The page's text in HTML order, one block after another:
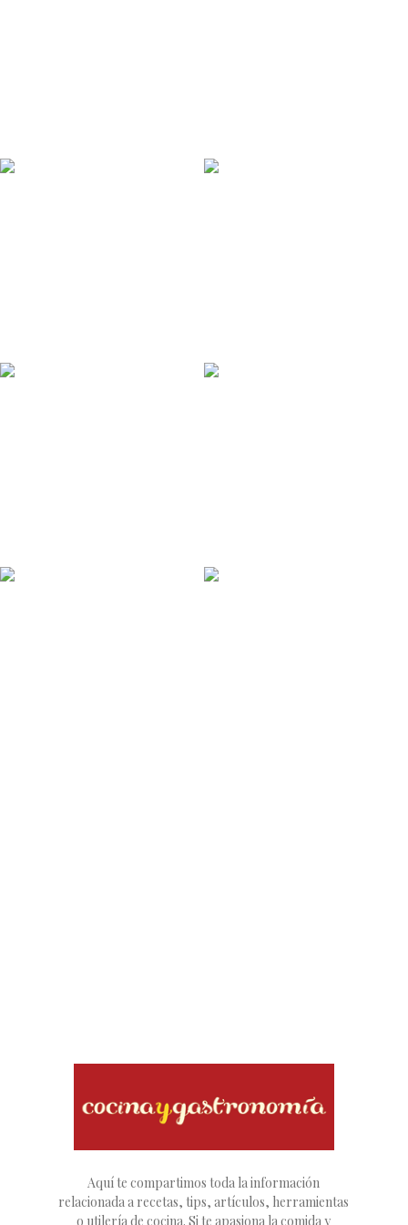
Aquí te compartimos toda la información
relacionada a recetas, tips, artículos, herramientas
o utilería de cocina. Si te apasiona la comida y